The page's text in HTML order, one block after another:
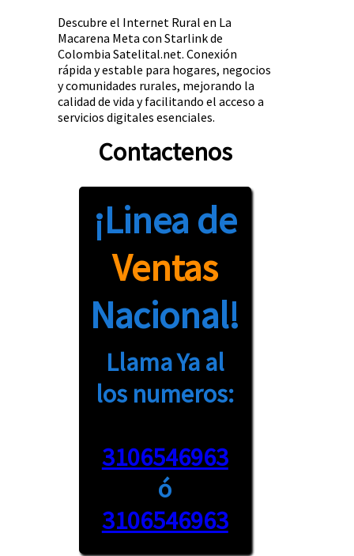
Descubre el Internet Rural en La
Macarena Meta con Starlink de
Colombia Satelital.net. Conexión
rápida y estable para hogares, negocios
y comunidades rurales, mejorando la
calidad de vida y facilitando el acceso a
servicios digitales esenciales.
Contactenos
¡Linea de
Ventas
Nacional!
Llama Ya al
los numeros:
3106546963
ó
3106546963